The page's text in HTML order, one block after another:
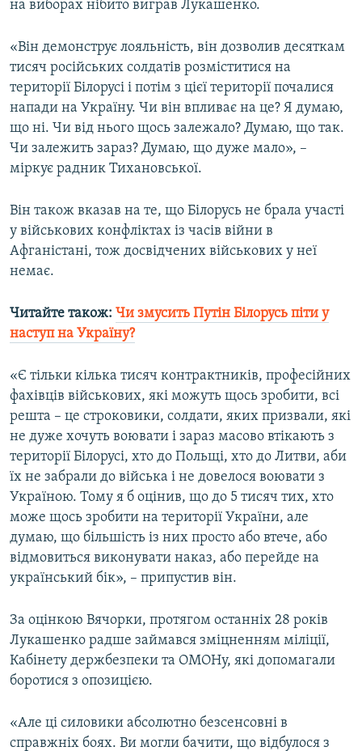
на виборах нібито виграв Лукашенко.
«Він демонструє лояльність, він дозволив десяткам
тисяч російських солдатів розміститися на
території Білорусі і потім з цієї території почалися
напади на Україну. Чи він впливає на це? Я думаю,
що ні. Чи від нього щось залежало? Думаю, що так.
Чи залежить зараз? Думаю, що дуже мало», –
міркує радник Тихановської.
Він також вказав на те, що Білорусь не брала участі
у військових конфліктах із часів війни в
Афганістані, тож досвідчених військових у неї
немає.
Читайте також: Чи змусить Путін Білорусь піти у
наступ на Україну?
«Є тільки кілька тисяч контрактників, професійних
фахівців військових, які можуть щось зробити, всі
решта – це строковики, солдати, яких призвали, які
не дуже хочуть воювати і зараз масово втікають з
території Білорусі, хто до Польщі, хто до Литви, аби
їх не забрали до війська і не довелося воювати з
Україною. Тому я б оцінив, що до 5 тисяч тих, хто
може щось зробити на території України, але
думаю, що більшість із них просто або втече, або
відмовиться виконувати наказ, або перейде на
український бік», – припустив він.
За оцінкою Вячорки, протягом останніх 28 років
Лукашенко радше займався зміцненням міліції,
Кабінету держбезпеки та ОМОНу, які допомагали
боротися з опозицією.
«Але ці силовики абсолютно безсенсовні в
справжніх боях. Ви могли бачити, що відбулося з